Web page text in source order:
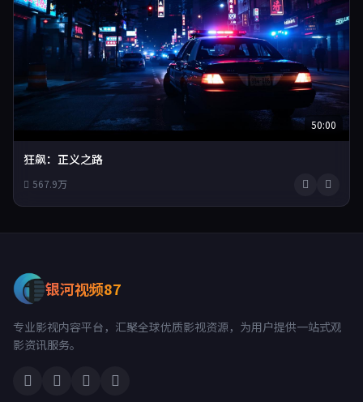
50:00
狂飙：正义之路
567.9万
银河视频87
专业影视内容平台，汇聚全球优质影视资源，为用户提供一站式观
影资讯服务。